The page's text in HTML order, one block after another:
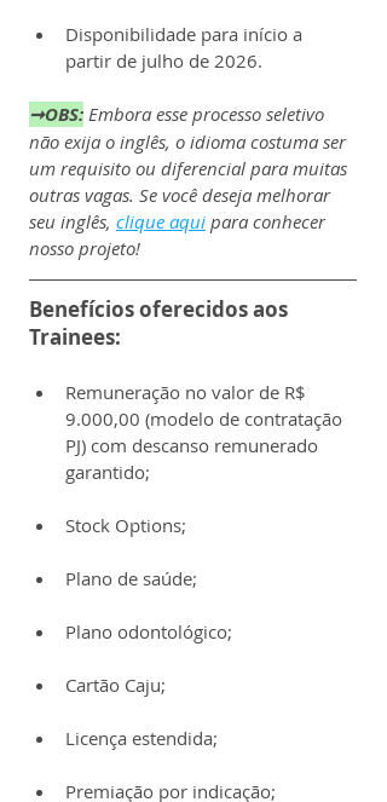
Disponibilidade para início a
partir de julho de 2026.
➞OBS: Embora esse processo seletivo
não exija o inglês, o idioma costuma ser
um requisito ou diferencial para muitas
outras vagas. Se você deseja melhorar
seu inglês, clique aqui para conhecer
nosso projeto!
Benefícios oferecidos aos
Trainees:
Remuneração no valor de R$
9.000,00 (modelo de contratação
PJ) com descanso remunerado
garantido;
Stock Options;
Plano de saúde;
Plano odontológico;
Cartão Caju;
Licença estendida;
Premiação por indicação;